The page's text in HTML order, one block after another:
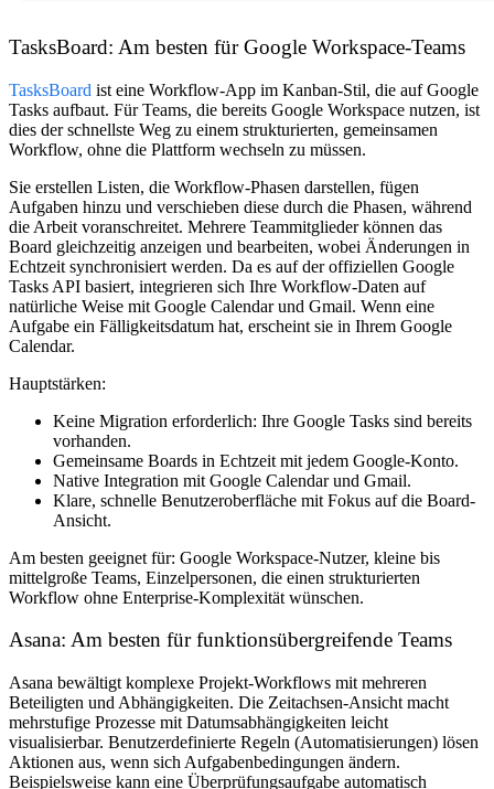
TasksBoard: Am besten für Google Workspace-Teams
TasksBoard ist eine Workflow-App im Kanban-Stil, die auf Google
Tasks aufbaut. Für Teams, die bereits Google Workspace nutzen, ist
dies der schnellste Weg zu einem strukturierten, gemeinsamen
Workflow, ohne die Plattform wechseln zu müssen.
Sie erstellen Listen, die Workflow-Phasen darstellen, fügen
Aufgaben hinzu und verschieben diese durch die Phasen, während
die Arbeit voranschreitet. Mehrere Teammitglieder können das
Board gleichzeitig anzeigen und bearbeiten, wobei Änderungen in
Echtzeit synchronisiert werden. Da es auf der offiziellen Google
Tasks API basiert, integrieren sich Ihre Workflow-Daten auf
natürliche Weise mit Google Calendar und Gmail. Wenn eine
Aufgabe ein Fälligkeitsdatum hat, erscheint sie in Ihrem Google
Calendar.
Hauptstärken:
Keine Migration erforderlich: Ihre Google Tasks sind bereits
vorhanden.
Gemeinsame Boards in Echtzeit mit jedem Google-Konto.
Native Integration mit Google Calendar und Gmail.
Klare, schnelle Benutzeroberfläche mit Fokus auf die Board-
Ansicht.
Am besten geeignet für: Google Workspace-Nutzer, kleine bis
mittelgroße Teams, Einzelpersonen, die einen strukturierten
Workflow ohne Enterprise-Komplexität wünschen.
Asana: Am besten für funktionsübergreifende Teams
Asana bewältigt komplexe Projekt-Workflows mit mehreren
Beteiligten und Abhängigkeiten. Die Zeitachsen-Ansicht macht
mehrstufige Prozesse mit Datumsabhängigkeiten leicht
visualisierbar. Benutzerdefinierte Regeln (Automatisierungen) lösen
Aktionen aus, wenn sich Aufgabenbedingungen ändern.
Beispielsweise kann eine Überprüfungsaufgabe automatisch